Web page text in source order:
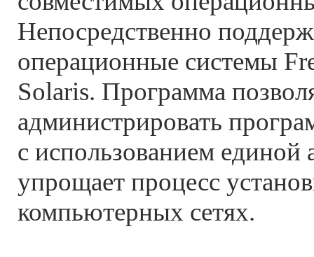
Непосредственно
операционные системы
Solaris. Программа
администрировать
с использованием единой
упрощает процесс
компьютерных сетях.